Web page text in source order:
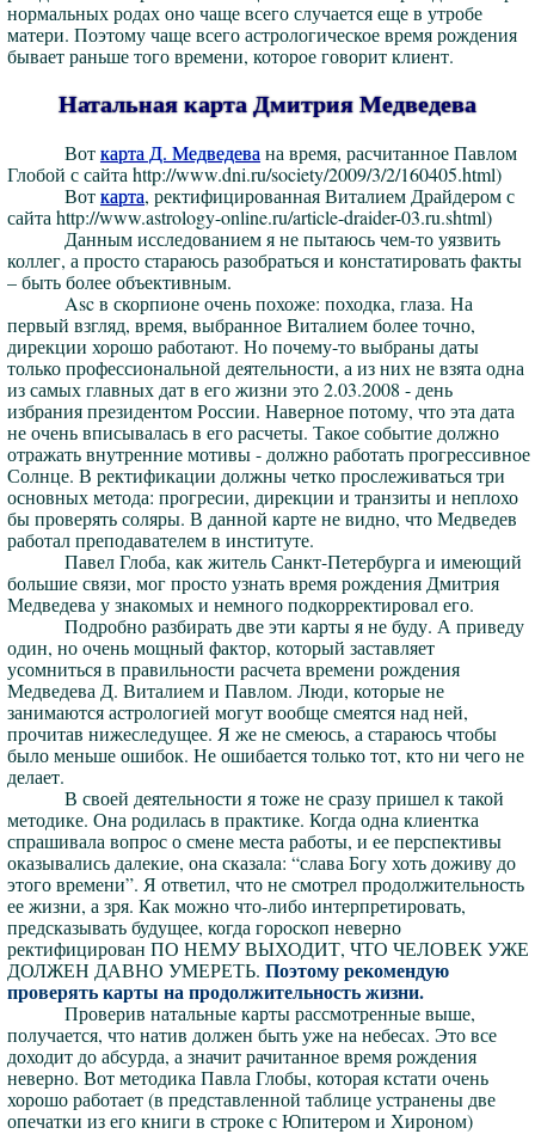
нормальных родах оно чаще всего случается еще в утробе
матери. Поэтому чаще всего астрологическое время рождения
бывает раньше того времени, которое говорит клиент.
Натальная карта Дмитрия Медведева
Воткарта Д. Медведевана время, расчитанное Павлом
Глобой с сайта http://www.dni.ru/society/2009/3/2/160405.html)
Воткарта, ректифицированная Виталием Драйдером с
сайта http://www.astrology-online.ru/article-draider-03.ru.shtml)
Данным исследованием я не пытаюсь чем-то уязвить
коллег, а просто стараюсь разобраться и констатировать факты
– быть более объективным.
Asc в скорпионе очень похоже: походка, глаза. На
первый взгляд, время, выбранное Виталием более точно,
дирекции хорошо работают. Но почему-то выбраны даты
только профессиональной деятельности, а из них не взята одна
из самых главных дат в его жизни это 2.03.2008 - день
избрания президентом России. Наверное потому, что эта дата
не очень вписывалась в его расчеты. Такое событие должно
отражать внутренние мотивы - должно работать прогрессивное
Солнце. В ректификации должны четко прослеживаться три
основных метода: прогресии, дирекции и транзиты и неплохо
бы проверять соляры. В данной карте не видно, что Медведев
работал преподавателем в институте.
Павел Глоба, как житель Санкт-Петербурга и имеющий
большие связи, мог просто узнать время рождения Дмитрия
Медведева у знакомых и немного подкорректировал его.
Подробно разбирать две эти карты я не буду. А приведу
один, но очень мощный фактор, который заставляет
усомниться в правильности расчета времени рождения
Медведева Д. Виталием и Павлом. Люди, которые не
занимаются астрологией могут вообще смеятся над ней,
прочитав нижеследущее. Я же не смеюсь, а стараюсь чтобы
было меньше ошибок. Не ошибается только тот, кто ни чего не
делает.
В своей деятельности я тоже не сразу пришел к такой
методике. Она родилась в практике. Когда одна клиентка
спрашивала вопрос о смене места работы, и ее перспективы
оказывались далекие, она сказала: “слава Богу хоть доживу до
этого времени”. Я ответил, что не смотрел продолжительность
ее жизни, а зря. Как можно что-либо интерпретировать,
предсказывать будущее, когда гороскоп неверно
ректифицирован ПО НЕМУ ВЫХОДИТ, ЧТО ЧЕЛОВЕК УЖЕ
ДОЛЖЕН ДАВНО УМЕРЕТЬ. Поэтому рекомендую
проверять карты на продолжительность жизни.
Проверив натальные карты рассмотренные выше,
получается, что натив должен быть уже на небесах. Это все
доходит до абсурда, а значит рачитанное время рождения
неверно. Вот методика Павла Глобы, которая кстати очень
хорошо работает (в представленной таблице устранены две
опечатки из его книги в строке с Юпитером и Хироном)